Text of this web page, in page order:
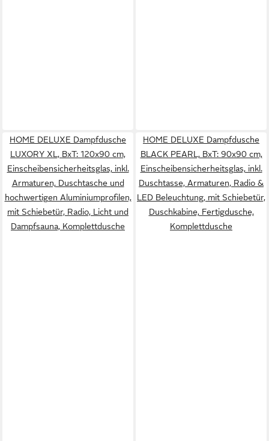
HOME DELUXE Dampfdusche
LUXORY XL, BxT: 120x90 cm,
Einscheibensicherheitsglas, inkl.
Armaturen, Duschtasche und
hochwertigen Aluminiumprofilen,
mit Schiebetür, Radio, Licht und
Dampfsauna, Komplettdusche
HOME DELUXE Dampfdusche
BLACK PEARL, BxT: 90x90 cm,
Einscheibensicherheitsglas, inkl.
Duschtasse, Armaturen, Radio &
LED Beleuchtung, mit Schiebetür,
Duschkabine, Fertigdusche,
Komplettdusche